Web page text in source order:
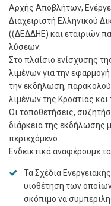
Αρχής Αποβλήτων,
Διαχειριστή Ελληνικού
((ΔΕΔΔΗΕ) και εταιριών
λύσεων.
Στο πλαίσιο ενίσχυσης
λιμένων για την
την εκδήλωση,
λιμένων της Κροατίας και
Οι τοποθετήσεις,
διάρκεια της εκδήλωσης
περιεχόμενο.
Ενδεικτικά αναφέρουμε
Τα Σχέδια
υιοθέτηση των οποίων
σκόπιμο να